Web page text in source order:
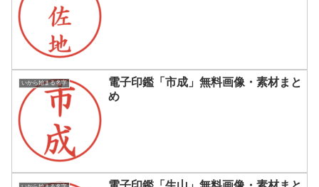
いから始まる名字
電子印鑑「市成」無料画像・素材まと
め